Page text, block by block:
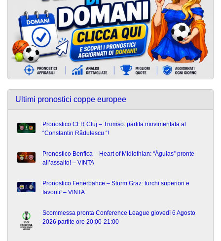
Ultimi pronostici coppe europee
Pronostico CFR Cluj – Tromso: partita movimentata al
“Constantin Rădulescu “!
Pronostico Benfica – Heart of Midlothian: “Águias” pronte
all’assalto! – VINTA
Pronostico Fenerbahce – Sturm Graz: turchi superiori e
favoriti! – VINTA
Scommessa pronta Conference League giovedì 6 Agosto
2026 partite ore 20:00-21:00